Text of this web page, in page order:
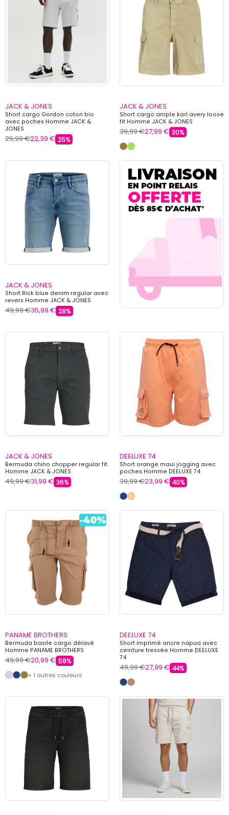
JACK & JONES
Short cargo Gordon coton bio
avec poches Homme JACK &
JONES
29,99 €22,39 € 25%
JACK & JONES
Short cargo ample karl avery loose
fit Homme JACK & JONES
39,99 €27,99 € 30%
JACK & JONES
Short Rick blue denim regular avec
revers Homme JACK & JONES
49,99 €35,99 € 28%
JACK & JONES
Bermuda chino chopper regular fit
Homme JACK & JONES
49,99 €31,99 € 36%
DEELUXE 74
Short orange maui jogging avec
poches Homme DEELUXE 74
39,99 €23,99 € 40%
PANAME BROTHERS
Bermuda basile cargo délavé
Homme PANAME BROTHERS
49,99 €20,99 € 58%
+ 1 autres couleurs
DEELUXE 74
Short imprimé ancre napua avec
ceinture tressée Homme DEELUXE
74
49,99 €27,99 € 44%